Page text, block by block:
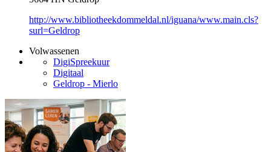
http://www.bibliotheekdommeldal.nl/iguana/www.main.cls?
surl=Geldrop
Volwassenen
DigiSpreekuur
Digitaal
Geldrop - Mierlo